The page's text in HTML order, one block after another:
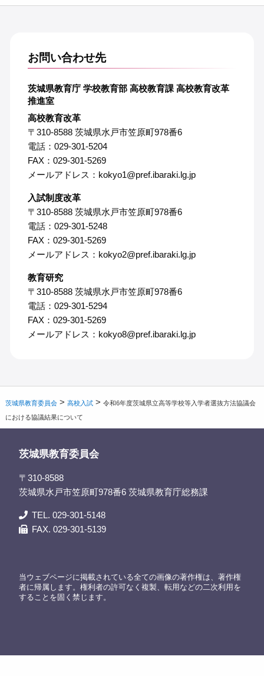
お問い合わせ先
茨城県教育庁 学校教育部 高校教育課 高校教育改革
推進室
高校教育改革
〒310-8588 茨城県水戸市笠原町978番6
電話：029-301-5204
FAX：029-301-5269
メールアドレス：kokyo1@pref.ibaraki.lg.jp
入試制度改革
〒310-8588 茨城県水戸市笠原町978番6
電話：029-301-5248
FAX：029-301-5269
メールアドレス：kokyo2@pref.ibaraki.lg.jp
教育研究
〒310-8588 茨城県水戸市笠原町978番6
電話：029-301-5294
FAX：029-301-5269
メールアドレス：kokyo8@pref.ibaraki.lg.jp
茨城県教育委員会 >高校入試 >令和6年度茨城県立高等学校等入学者選抜方法協議会
における協議結果について
茨城県教育委員会
〒310-8588
茨城県水戸市笠原町978番6 茨城県教育庁総務課
TEL. 029-301-5148
FAX. 029-301-5139
当ウェブページに掲載されている全ての画像の著作権は、著作権
者に帰属します。権利者の許可なく複製、転用などの二次利用を
することを固く禁じます。